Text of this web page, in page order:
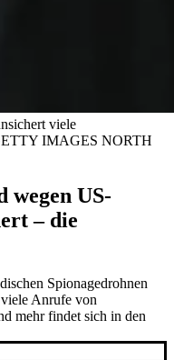
viele
IMAGES NORTH
wegen US-
– die
Spionagedrohnen
Anrufe von
mehr findet sich in den